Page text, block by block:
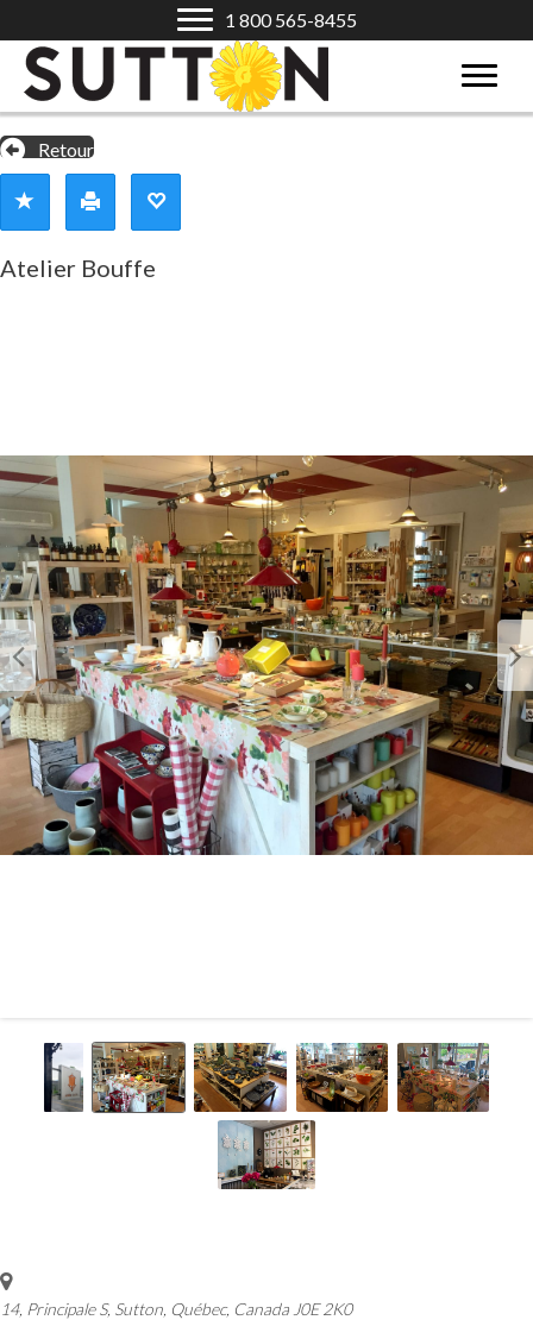
1 800 565-8455
Retour
Atelier Bouffe
14, Principale S, Sutton, Québec, Canada J0E 2K0